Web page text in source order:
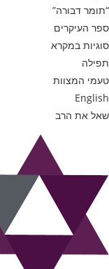
“תומר דבורה”
ספר העיקרים
סוגיות במקרא
תפילה
טעמי המצוות
English
שאל את הרב